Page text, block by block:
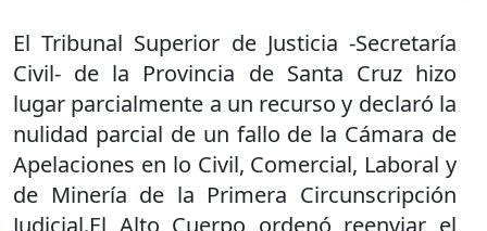
El Tribunal Superior de Justicia -Secretaría
Civil- de la Provincia de Santa Cruz hizo
lugar parcialmente a un recurso y declaró la
nulidad parcial de un fallo de la Cámara de
Apelaciones en lo Civil, Comercial, Laboral y
de Minería de la Primera Circunscripción
Judicial.El Alto Cuerpo ordenó reenviar el